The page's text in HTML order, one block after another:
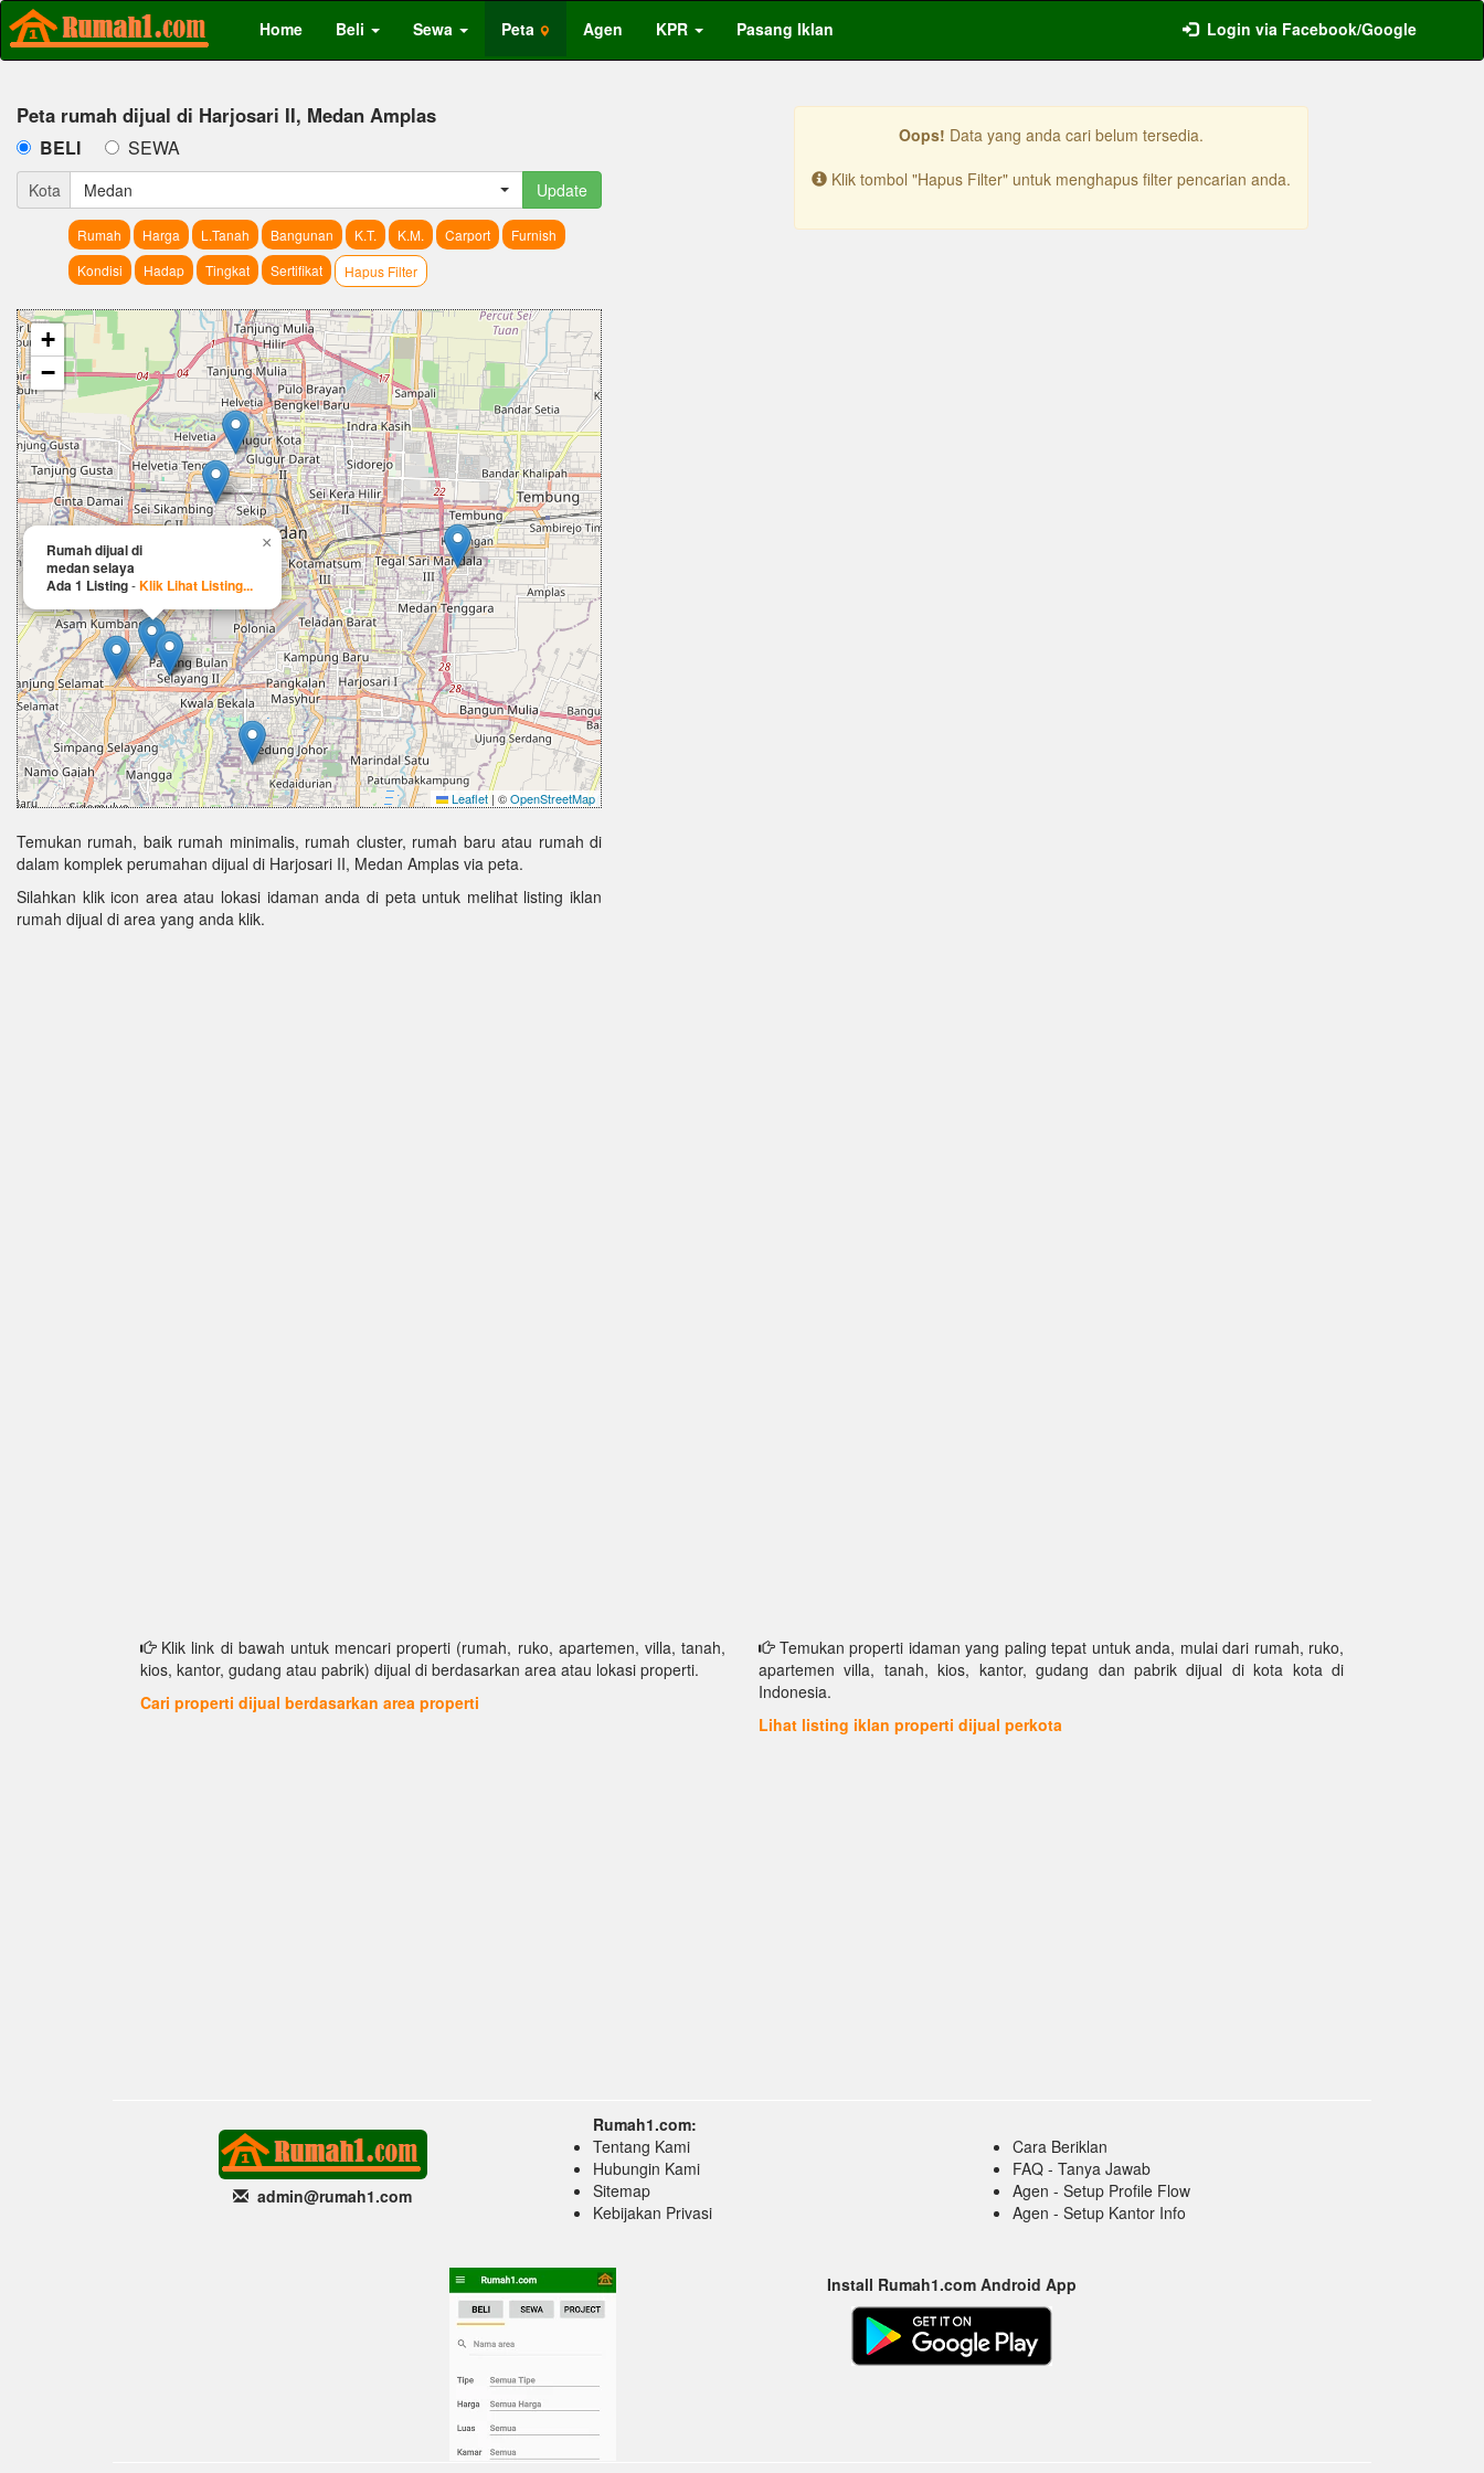
Home Beli Sewa Peta Agen KPR Pasang Iklan Login via Facebook/Google
Peta rumah dijual di Harjosari II, Medan Amplas
BELI SEWA
Kota Medan Update
Rumah Harga L.Tanah Bangunan K.T. K.M. Carport
Furnish
Kondisi
Hadap Tingkat Sertifikat Hapus Filter
Rumah dijual di
medan selaya
Ada 1 Listing-Klik Lihat Listing...
×
+
−
Leaflet | ©OpenStreetMap
Temukan rumah, baik rumah minimalis, rumah cluster, rumah baru atau rumah di
dalam komplek perumahan dijual di Harjosari II, Medan Amplas via peta.
Silahkan klik icon area atau lokasi idaman anda di peta untuk melihat listing iklan
rumah dijual di area yang anda klik.
Oops! Data yang anda cari belum tersedia.
Klik tombol "Hapus Filter" untuk menghapus filter pencarian anda.
Klik link di bawah untuk mencari properti (rumah, ruko, apartemen, villa, tanah,
kios, kantor, gudang atau pabrik) dijual di berdasarkan area atau lokasi properti.
Cari properti dijual berdasarkan area properti
Temukan properti idaman yang paling tepat untuk anda, mulai dari rumah, ruko,
apartemen villa, tanah, kios, kantor, gudang dan pabrik dijual di kota kota di
Indonesia.
Lihat listing iklan properti dijual perkota
admin@rumah1.com
Rumah1.com:
Tentang Kami
Hubungin Kami
Sitemap
Kebijakan Privasi
Cara Beriklan
FAQ - Tanya Jawab
Agen - Setup Profile Flow
Agen - Setup Kantor Info
Install Rumah1.com Android App